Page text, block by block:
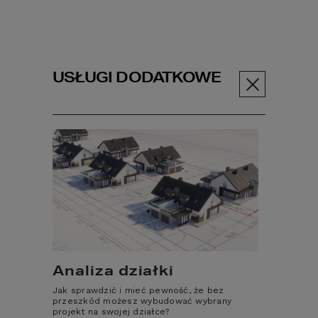
USŁUGI DODATKOWE
Analiza działki
Jak sprawdzić i mieć pewność, że bez
przeszkód możesz wybudować wybrany
projekt na swojej działce?
ABC budowy
Budowa domu
krok po kroku -
kompleksowy
poradnik.